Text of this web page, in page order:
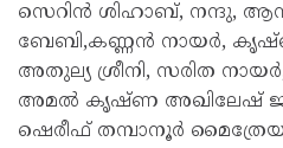
സെറിൻ ശിഹാബ്, നന്ദു,
ബേബി,കണ്ണൻ നായർ,
അതുല്യ ശ്രീനി, സരിത
അമൽ കൃഷ്ണ അഖിലേഷ് ജി
ഷെരീഫ് തമ്പാനൂർ